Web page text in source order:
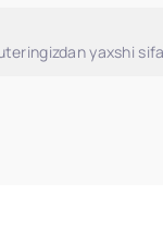
yaxshi